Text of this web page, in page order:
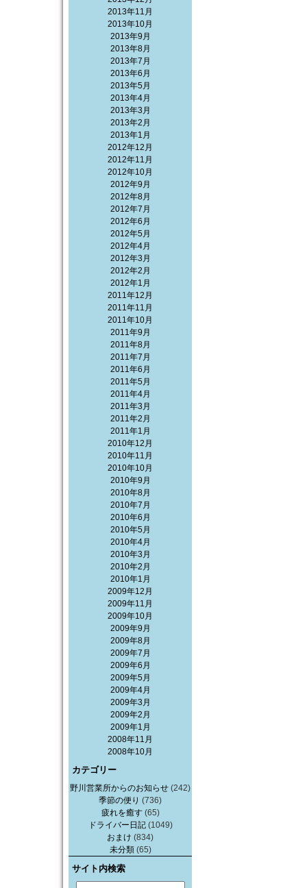
2013年11月
2013年10月
2013年9月
2013年8月
2013年7月
2013年6月
2013年5月
2013年4月
2013年3月
2013年2月
2013年1月
2012年12月
2012年11月
2012年10月
2012年9月
2012年8月
2012年7月
2012年6月
2012年5月
2012年4月
2012年3月
2012年2月
2012年1月
2011年12月
2011年11月
2011年10月
2011年9月
2011年8月
2011年7月
2011年6月
2011年5月
2011年4月
2011年3月
2011年2月
2011年1月
2010年12月
2010年11月
2010年10月
2010年9月
2010年8月
2010年7月
2010年6月
2010年5月
2010年4月
2010年3月
2010年2月
2010年1月
2009年12月
2009年11月
2009年10月
2009年9月
2009年8月
2009年7月
2009年6月
2009年5月
2009年4月
2009年3月
2009年2月
2009年1月
2008年11月
2008年10月
カテゴリー
野川営業所からのお知らせ (242)
季節の便り (736)
疲れを癒す(65)
ドライバー日記(1049)
おまけ (834)
未分類(65)
サイト内検索